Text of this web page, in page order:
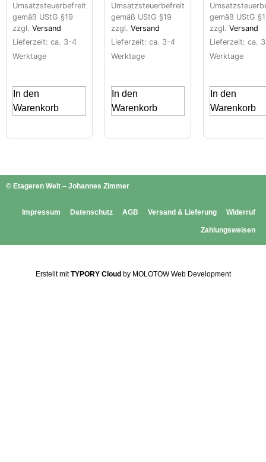
Umsatzsteuerbefreit
gemäß UStG §19
zzgl. Versand
Lieferzeit: ca. 3-4
Werktage
In den
Warenkorb
Umsatzsteuerbefreit
gemäß UStG §19
zzgl. Versand
Lieferzeit: ca. 3-4
Werktage
In den
Warenkorb
gemäß UStG
zzgl. Versand
Lieferzeit: ca.
Werktage
In den
Warenkorb
© Etageren Welt – Johannes Zimmer
Impressum Datenschutz AGB Versand & Lieferung Widerruf
Zahlungsweisen
Erstellt mitTYPORY Cloud by MOLOTOW Web Development